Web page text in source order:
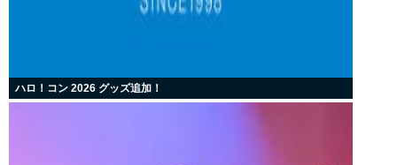
ハロ！コン 2026 グッズ追加！